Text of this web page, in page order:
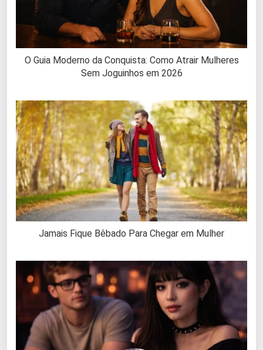
O Guia Moderno da Conquista: Como Atrair Mulheres
Sem Joguinhos em 2026
Jamais Fique Bêbado Para Chegar em Mulher